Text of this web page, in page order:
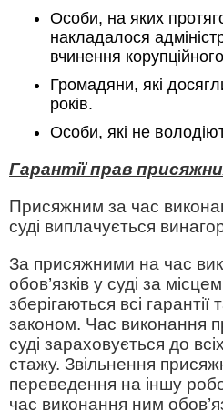
Особи, на яких
накладалося
вчинення
Громадяни, які
років.
Особи, які не
Гарантії прав
Присяжним за час
суді виплачується
За присяжними на час
обов’язків у суді за
зберігаються всі гарантії
законом. Час виконання
суді зараховується до
стажу. Звільнення
переведення на іншу
час виконання ним